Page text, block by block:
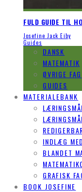
FULD GUIDE TIL
Josefine Jack Eiby
Guides
DANSK
MATEMATIK
ØVRIGE FAG
GUIDES
MATERIALEBANK
INDLÆG
BLANDET
GRAFISK
BOOK JOSEFINE